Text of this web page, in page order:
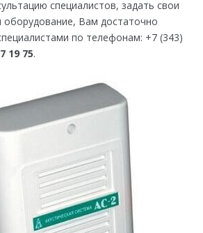
специалистов, задать свои
оборудование, Вам достаточно
по телефонам: +7 (343)
19 75.